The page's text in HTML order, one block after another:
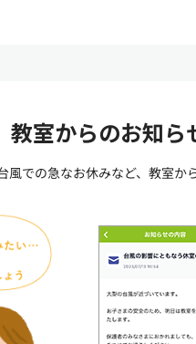
教室からのお知ら
風での急なお休みなど、教室か